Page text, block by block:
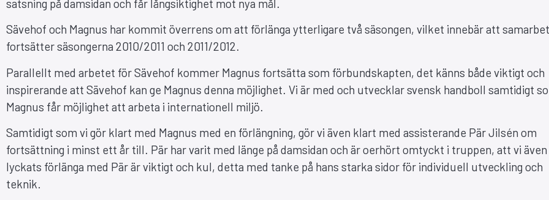
satsning på damsidan och får långsiktighet mot nya mål.
Sävehof och Magnus har kommit överrens om att förlänga ytterligare två säsongen, vilket innebär att
fortsätter säsongerna 2010/2011 och 2011/2012.
Parallellt med arbetet för Sävehof kommer Magnus fortsätta som förbundskapten, det känns både viktigt och
inspirerande att Sävehof kan ge Magnus denna möjlighet. Vi är med och utvecklar svensk handboll samtidigt
Magnus får möjlighet att arbeta i internationell miljö.
Samtidigt som vi gör klart med Magnus med en förlängning, gör vi även klart med assisterande Pär Jilsén om
fortsättning i minst ett år till. Pär har varit med länge på damsidan och är oerhört omtyckt i truppen, att vi även
lyckats förlänga med Pär är viktigt och kul, detta med tanke på hans starka sidor för individuell utveckling och
teknik.